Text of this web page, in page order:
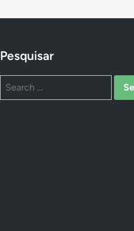
Pesquisar
Search